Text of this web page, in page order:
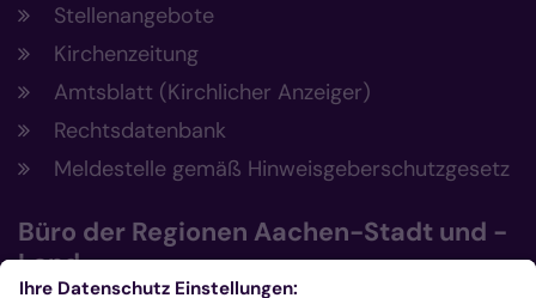
Stellenangebote
Kirchenzeitung
Amtsblatt (Kirchlicher Anzeiger)
Rechtsdatenbank
Meldestelle gemäß Hinweisgeberschutzgesetz
Büro der Regionen Aachen-Stadt und -
Land